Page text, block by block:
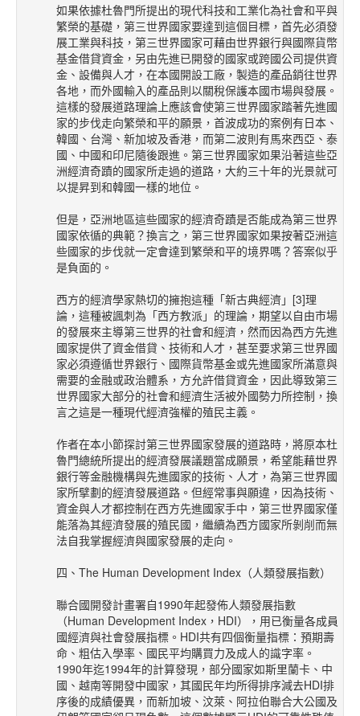
如果依據杜魯門所提出的現代科技和工業化為社會和平與
繁榮的基礎，第三世界國家要達到這個目標，首先必須發
展工業與科技，第三世界國家可藉由世界銀行與國際貨幣
基金借貸資金，另由先進已開發的國家或跨國公司提供資
金、設備與人才，在本國開設工廠，製造的產品銷往世界
各地，而外國輸入的產品則以關稅保護本國市場與發展。
這樣的發展道路理論上應該會使第三世界國家踏著先進國
家的步伐走向繁榮和平的願景，首波成功的案例有日本、
韓國、台灣、新加坡及香港，而第二波則有馬來西亞、泰
國、中國和印尼隨後跟進。第三世界國家如果沿著這些亞
洲經濟奇蹟的國家所走過的道路，大約三十年的光景就可
以提昇到和韓國一樣的地位。
但是，亞洲地區這些國家的經濟奇蹟是否能成為第三世界
國家依循的典範？換言之，第三世界國家如果按著亞洲這
些國家的步伐就一定會達到繁榮和平的境界嗎？答案似乎
是負面的。
西方的經濟學家熱切的擁抱這種「新古典經濟」[3]理
論，這種被諷刺為「西方教派」的理論，期望以自由市場
的發展來主導第三世界的社會和經濟，然而因為西方先進
國家提供了資金借貸、技術和人才，甚至要求第三世界國
家必須遵循世界銀行、國際貨幣基金或先進國家所滿意與
需要的金融或政治體系，方允許借貸資金，因此導致第三
世界國家大部分的社會和經濟生活被外國勢力所控制，換
言之這是一種現代經濟強權的殖民主義。
作者在本小節探討第三世界國家發展的道路時，將原本杜
魯門總統所提出的經濟發展議題當成願景，希望能藉世界
銀行等金融機構與先進國家的技術、人才，為第三世界國
家所擘劃的經濟發展道路。但經常事與願違，因為技術、
資金與人才都控制在西方先進國家手中，第三世界國家僅
能落為其經濟發展的殖民國，繼續為西方國家所剝削而無
法自我掌握經濟與國家發展的走向。
四、The Human Development Index（人類發展指數）
聯合國開發計畫署自1990年起發佈人類發展指數
（Human Development Index，HDI），用已衡量各成員
國經濟與社會發展指標。HDI共有四個衡量指標：預期壽
命、粗估入學率、國民平均購買力及成人的識字率。
1990年迄1994年的計算發現，部分國家如斯里蘭卡、中
國、越南等開發中國家，其國民年均所得排序減去HDI排
序後的成績優異，而新加坡、汶萊、阿拉伯聯合大公國及